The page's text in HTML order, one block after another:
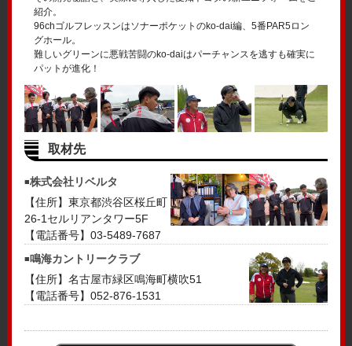
紹介。
96chゴルフレッスンはソナーポケットのko-dai編、5番PAR5ロン
グホール。
難しいグリーンに悪戦苦闘のko-daiはパーチャンスを逃すも確実に
パットが進化！
取材先
株式会社リベルタ
【住所】東京都渋谷区桜丘町
26-1セルリアンタワー5F
【電話番号】03-5489-7687
鳴海カントリークラブ
【住所】名古屋市緑区鳴海町横吹51
【電話番号】052-876-1531